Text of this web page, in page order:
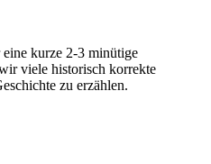
kurze 2-3 minütige
viele historisch korrekte
zu erzählen.